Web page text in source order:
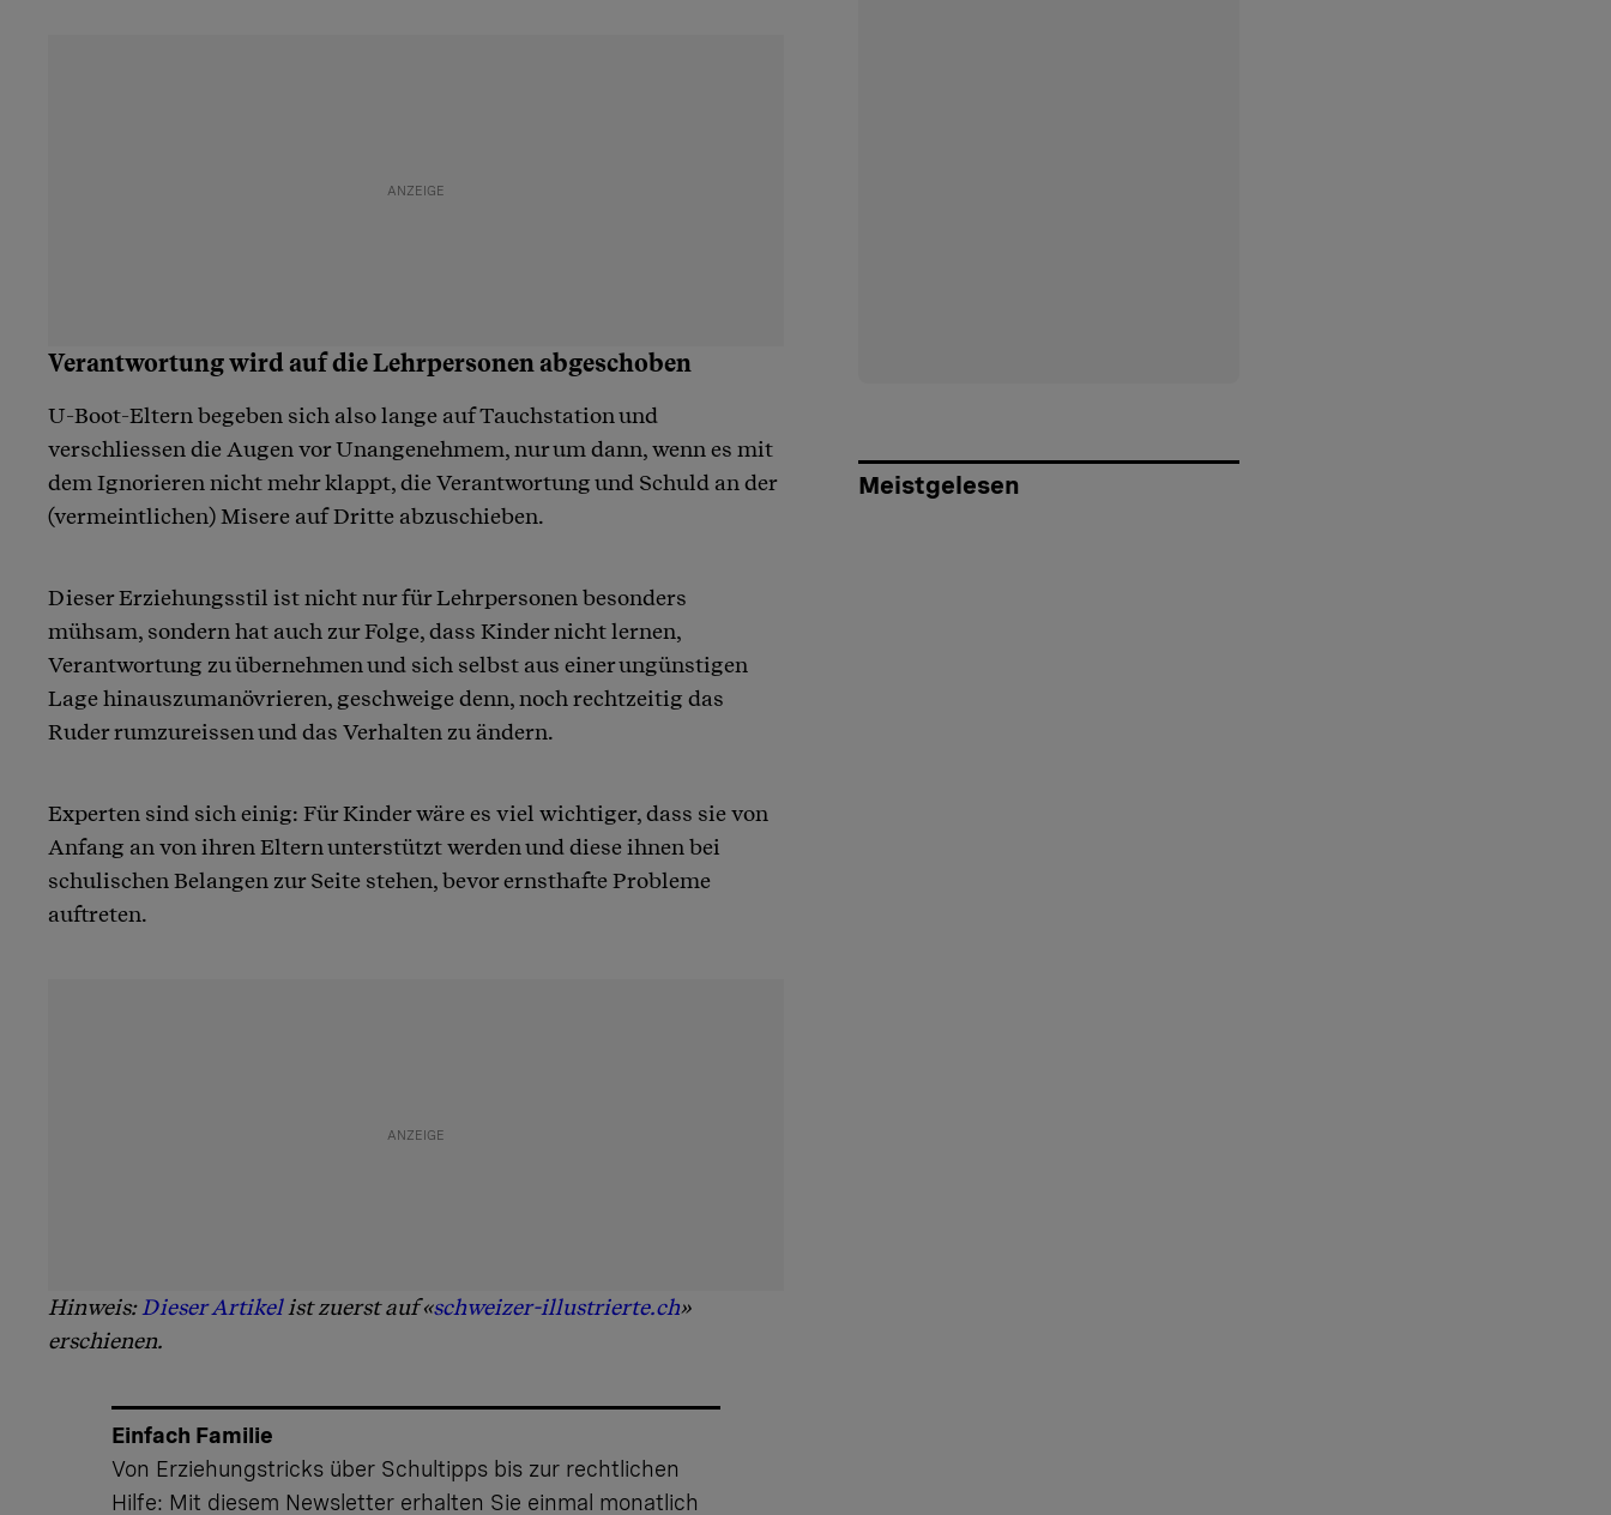
Verantwortung wird auf die Lehrpersonen abgeschoben
U-Boot-Eltern begeben sich also lange auf Tauchstation und
verschliessen die Augen vor Unangenehmem, nur um dann, wenn es mit
dem Ignorieren nicht mehr klappt, die Verantwortung und Schuld an der
(vermeintlichen) Misere auf Dritte abzuschieben.
Dieser Erziehungsstil ist nicht nur für Lehrpersonen besonders
mühsam, sondern hat auch zur Folge, dass Kinder nicht lernen,
Verantwortung zu übernehmen und sich selbst aus einer ungünstigen
Lage hinauszumanövrieren, geschweige denn, noch rechtzeitig das
Ruder rumzureissen und das Verhalten zu ändern.
Experten sind sich einig: Für Kinder wäre es viel wichtiger, dass sie von
Anfang an von ihren Eltern unterstützt werden und diese ihnen bei
schulischen Belangen zur Seite stehen, bevor ernsthafte Probleme
auftreten.
Hinweis: Dieser Artikelist zuerst auf «schweizer-illustrierte.ch»
erschienen.
Einfach Familie
Von Erziehungstricks über Schultipps bis zur rechtlichen
Hilfe: Mit diesem Newsletter erhalten Sie einmal monatlich
Meistgelesen